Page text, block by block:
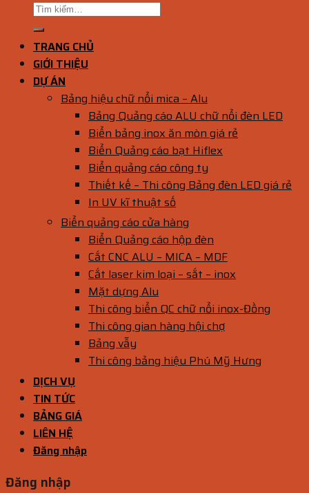
TRANG CHỦ
GIỚI THIỆU
DỰ ÁN
Bảng hiệu chữ nổi mica – Alu
Bảng Quảng cáo ALU chữ nổi đèn LED
Biển bảng inox ăn mòn giá rẻ
Biển Quảng cáo bạt Hiflex
Biển quảng cáo công ty
Thiết kế – Thi công Bảng đèn LED giá rẻ
In UV kĩ thuật số
Biển quảng cáo cửa hàng
Biển Quảng cáo hộp đèn
Cắt CNC ALU – MICA – MDF
Cắt laser kim loại – sắt – inox
Mặt dựng Alu
Thi công biển QC chữ nổi inox-Đồng
Thi công gian hàng hội chợ
Bảng vẫy
Thi công bảng hiệu Phú Mỹ Hưng
DỊCH VỤ
TIN TỨC
BẢNG GIÁ
LIÊN HỆ
Đăng nhập
Đăng nhập